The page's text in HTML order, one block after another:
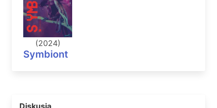
(2024)
Symbiont
Diskusia